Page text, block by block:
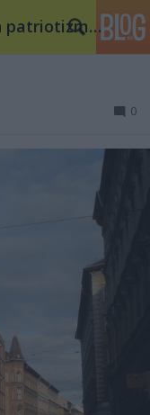
Fent és lent - gátlástalan patriotizmus
0